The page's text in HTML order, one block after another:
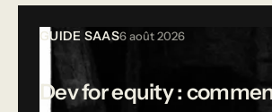
GUIDE SAAS6 août 2026
Dev for equity :